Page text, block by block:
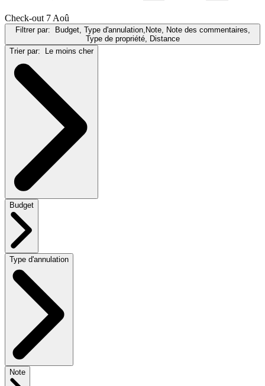
Check-out 7 Aoû
Filtrer par:
Budget, Type d'annulation,Note, Note des commentaires,
Type de propriété, Distance
Trier par:
Le moins cher
Budget
Type d'annulation
Note